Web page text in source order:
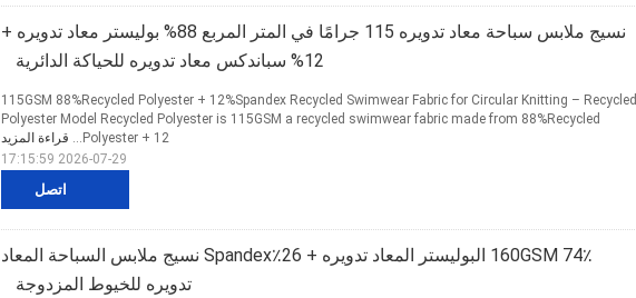
نسيج ملابس سباحة معاد تدويره 115 جرامًا في المتر المربع 88% بوليستر معاد تدويره +
12% سباندكس معاد تدويره للحياكة الدائرية
اتصل
115GSM 88%Recycled Polyester + 12%Spandex Recycled Swimwear Fabric for Circular Knitting – Recycled
Polyester Model Recycled Polyester is 115GSM a recycled swimwear fabric made from 88%Recycled
Polyester + 12...
قراءة المزيد
2026-07-29 17:15:59
160GSM 74٪ البوليستر المعاد تدويره + 26٪Spandex نسيج ملابس السباحة المعاد
تدويره للخيوط المزدوجة